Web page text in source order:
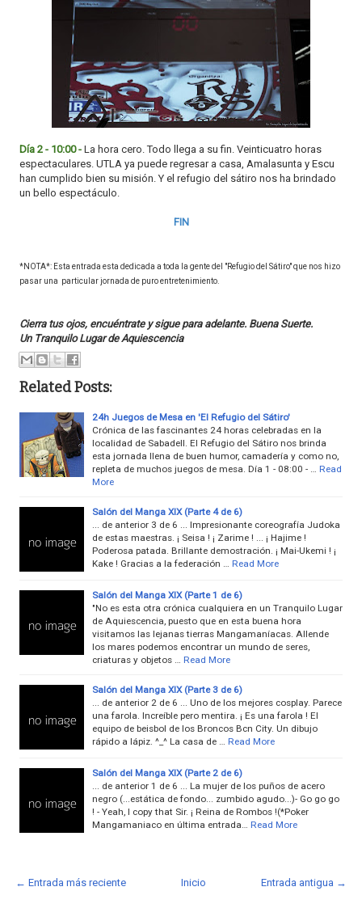
Día 2 - 10:00 - La hora cero. Todo llega a su fin. Veinticuatro horas
espectaculares. UTLA ya puede regresar a casa, Amalasunta y Escu
han cumplido bien su misión. Y el refugio del sátiro nos ha brindado
un bello espectáculo.
FIN
*NOTA*: Esta entrada esta dedicada a toda la gente del "Refugio del Sátiro" que nos hizo
pasar una particular jornada de puro entretenimiento.
Cierra tus ojos, encuéntrate y sigue para adelante. Buena Suerte.
Un Tranquilo Lugar de Aquiescencia
Related Posts:
24h Juegos de Mesa en 'El Refugio del Sátiro'
Crónica de las fascinantes 24 horas celebradas en la
localidad de Sabadell. El Refugio del Sátiro nos brinda
esta jornada llena de buen humor, camadería y como no,
repleta de muchos juegos de mesa. Día 1 - 08:00 - …
Read
More
Salón del Manga XIX (Parte 4 de 6)
... de anterior 3 de 6 ... Impresionante coreografía Judoka
de estas maestras. ¡ Seisa ! ¡ Zarime ! ... ¡ Hajime !
Poderosa patada. Brillante demostración. ¡ Mai-Ukemi ! ¡
Kake ! Gracias a la federación …
Read More
Salón del Manga XIX (Parte 1 de 6)
"No es esta otra crónica cualquiera en un Tranquilo Lugar
de Aquiescencia, puesto que en esta buena hora
visitamos las lejanas tierras Mangamaníacas. Allende
los mares podemos encontrar un mundo de seres,
criaturas y objetos …
Read More
Salón del Manga XIX (Parte 3 de 6)
... de anterior 2 de 6 ... Uno de los mejores cosplay. Parece
una farola. Increíble pero mentira. ¡ Es una farola ! El
equipo de beisbol de los Broncos Bcn City. Un dibujo
rápido a lápiz. ^_^ La casa de …
Read More
Salón del Manga XIX (Parte 2 de 6)
... de anterior 1 de 6 ... La mujer de los puños de acero
negro (...estática de fondo... zumbido agudo...)- Go go go
! - Yeah, I copy that Sir. ¡ Reina de Rombos !(*Poker
Mangamaniaco en última entrada…
Read More
← Entrada más reciente Entrada antigua →
Inicio